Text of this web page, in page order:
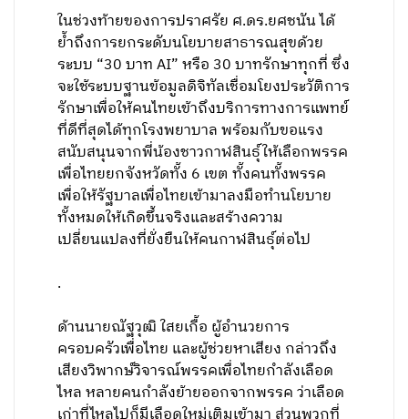
ในช่วงท้ายของการปราศรัย ศ.ดร.ยศชนัน ได้
ย้ำถึงการยกระดับนโยบายสาธารณสุขด้วย
ระบบ “30 บาท AI” หรือ 30 บาทรักษาทุกที่ ซึ่ง
จะใช้ระบบฐานข้อมูลดิจิทัลเชื่อมโยงประวัติการ
รักษาเพื่อให้คนไทยเข้าถึงบริการทางการแพทย์
ที่ดีที่สุดได้ทุกโรงพยาบาล พร้อมกับขอแรง
สนับสนุนจากพี่น้องชาวกาฬสินธุ์ให้เลือกพรรค
เพื่อไทยยกจังหวัดทั้ง 6 เขต ทั้งคนทั้งพรรค
เพื่อให้รัฐบาลเพื่อไทยเข้ามาลงมือทำนโยบาย
ทั้งหมดให้เกิดขึ้นจริงและสร้างความ
เปลี่ยนแปลงที่ยั่งยืนให้คนกาฬสินธุ์ต่อไป
.
ด้านนายณัฐวุฒิ ใสยเกื้อ ผู้อำนวยการ
ครอบครัวเพื่อไทย และผู้ช่วยหาเสียง กล่าวถึง
เสียงวิพากษ์วิจารณ์พรรคเพื่อไทยกำลังเลือด
ไหล หลายคนกำลังย้ายออกจากพรรค ว่าเลือด